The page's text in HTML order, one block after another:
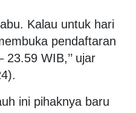
Kalau untuk hari
pendaftaran
WIB,’’ ujar
ini pihaknya baru